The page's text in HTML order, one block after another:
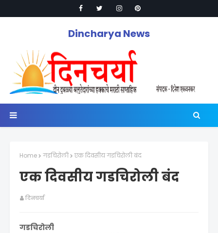
Dincharya News
Home गडचिरोली एक दिवसीय गडचिरोली बंद
एक दिवसीय गडचिरोली बंद
दिनचर्या
गडचिरोली